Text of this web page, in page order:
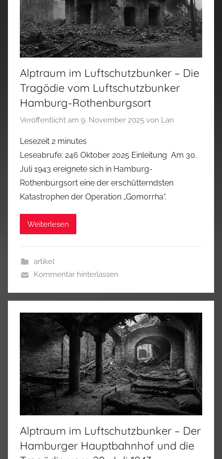
Alptraum im Luftschutzbunker – Die
Tragödie vom Luftschutzbunker
Hamburg-Rothenburgsort
Veröffentlicht am 9. November 2025 von Lan
Lesezeit 2 minutes
Leseabrufe: 246 Oktober 2025 Einleitung Am 30.
Juli 1943 ereignete sich in Hamburg-
Rothenburgsort eine der erschütterndsten
Katastrophen der Operation „Gomorrha“.
Weiterlesen
artikel
Kommentar hinterlassen
Alptraum im Luftschutzbunker – Der
Hamburger Hauptbahnhof und die